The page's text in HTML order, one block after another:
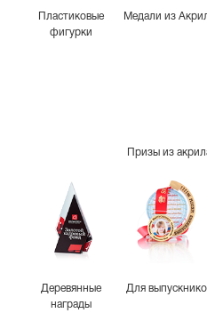
Пластиковые
фигурки
Медали из
Призы из
Деревянные
награды
Для